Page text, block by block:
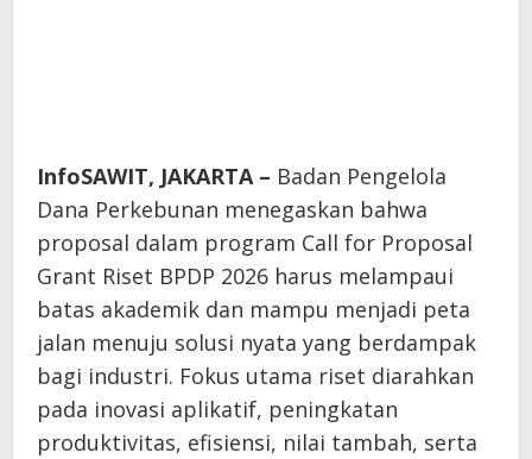
InfoSAWIT, JAKARTA – Badan Pengelola
Dana Perkebunan menegaskan bahwa
proposal dalam program Call for Proposal
Grant Riset BPDP 2026 harus melampaui
batas akademik dan mampu menjadi peta
jalan menuju solusi nyata yang berdampak
bagi industri. Fokus utama riset diarahkan
pada inovasi aplikatif, peningkatan
produktivitas, efisiensi, nilai tambah, serta